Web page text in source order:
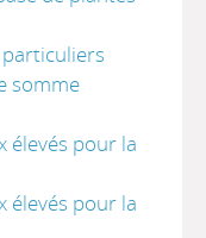
particuliers
somme
élevés pour la
élevés pour la